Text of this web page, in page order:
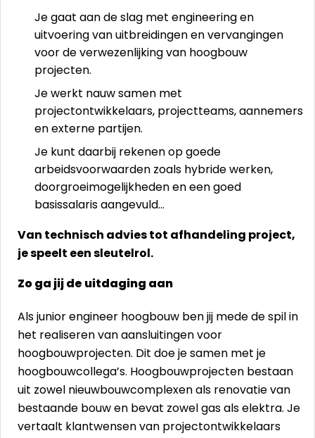
Je gaat aan de slag met engineering en
uitvoering van uitbreidingen en vervangingen
voor de verwezenlijking van hoogbouw
projecten.
Je werkt nauw samen met
projectontwikkelaars, projectteams, aannemers
en externe partijen.
Je kunt daarbij rekenen op goede
arbeidsvoorwaarden zoals hybride werken,
doorgroeimogelijkheden en een goed
basissalaris aangevuld…
Van technisch advies tot afhandeling project,
je speelt een sleutelrol.
Zo ga jij de uitdaging aan
Als junior engineer hoogbouw ben jij mede de spil in
het realiseren van aansluitingen voor
hoogbouwprojecten. Dit doe je samen met je
hoogbouwcollega’s. Hoogbouwprojecten bestaan
uit zowel nieuwbouwcomplexen als renovatie van
bestaande bouw en bevat zowel gas als elektra. Je
vertaalt klantwensen van projectontwikkelaars